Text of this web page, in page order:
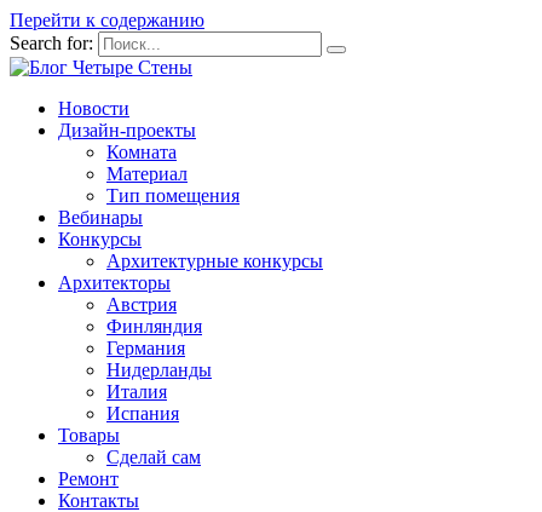
Перейти к содержанию
Search for:
Новости
Дизайн-проекты
Комната
Материал
Тип помещения
Вебинары
Конкурсы
Архитектурные конкурсы
Архитекторы
Австрия
Финляндия
Германия
Нидерланды
Италия
Испания
Товары
Сделай сам
Ремонт
Контакты